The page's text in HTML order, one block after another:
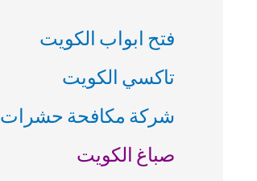
ح
ث
ع
ن
فتح ابواب الكويت
تاكسي الكويت
شركة مكافحة حشرات
صباغ الكويت